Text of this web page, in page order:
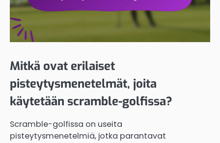
Mitkä ovat erilaiset
pisteytysmenetelmät, joita
käytetään scramble-golfissa?
Scramble-golfissa on useita
pisteytysmenetelmiä, jotka parantavat